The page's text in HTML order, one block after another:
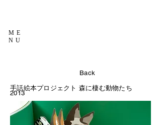
ME
NU
Back
手話絵本プロジェクト 森に棲む動物たち
2013